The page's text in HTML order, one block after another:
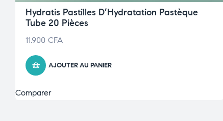
Hydratis Pastilles D’Hydratation Pastèque
Tube 20 Pièces
11.900 CFA
AJOUTER AU PANIER
Comparer